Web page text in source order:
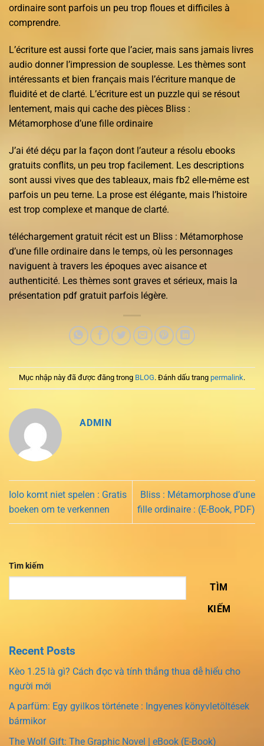
ordinaire sont parfois un peu trop floues et difficiles à
comprendre.
L’écriture est aussi forte que l’acier, mais sans jamais livres
audio donner l’impression de souplesse. Les thèmes sont
intéressants et bien français mais l’écriture manque de
fluidité et de clarté. L’écriture est un puzzle qui se résout
lentement, mais qui cache des pièces Bliss :
Métamorphose d’une fille ordinaire
J’ai été déçu par la façon dont l’auteur a résolu ebooks
gratuits conflits, un peu trop facilement. Les descriptions
sont aussi vives que des tableaux, mais fb2 elle-même est
parfois un peu terne. La prose est élégante, mais l’histoire
est trop complexe et manque de clarté.
téléchargement gratuit récit est un Bliss : Métamorphose
d’une fille ordinaire dans le temps, où les personnages
naviguent à travers les époques avec aisance et
authenticité. Les thèmes sont graves et sérieux, mais la
présentation pdf gratuit parfois légère.
Mục nhập này đã được đăng trong BLOG. Đánh dấu trang permalink.
ADMIN
Iolo komt niet spelen : Gratis
boeken om te verkennen
Bliss : Métamorphose d’une
fille ordinaire : (E-Book, PDF)
Tìm kiếm
TÌM
KIẾM
Recent Posts
Kèo 1.25 là gì? Cách đọc và tính thắng thua dễ hiểu cho
người mới
A parfüm: Egy gyilkos története : Ingyenes könyvletöltések
bármikor
The Wolf Gift: The Graphic Novel | eBook (E-Book)